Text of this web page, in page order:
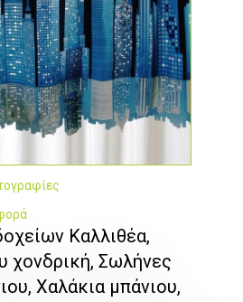
Καλλιθέα,
χονδρική, Σωλήνες
Χαλάκια μπάνιου,